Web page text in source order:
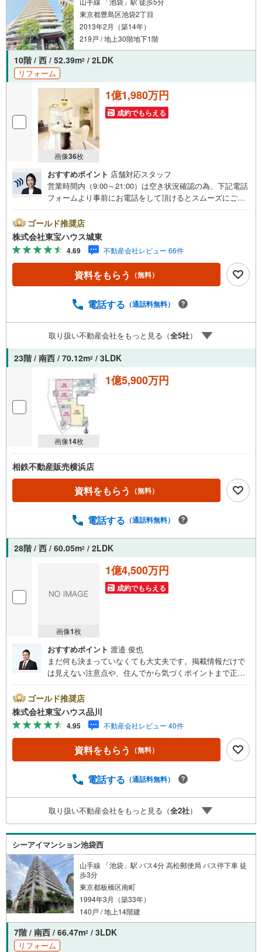
東京都豊島区池袋2丁目
2013年2月（築14年）
219戸 / 地上30階地下1階
10階 / 西 / 52.39m2 / 2LDK
リフォーム
画像36枚
1億1,980万円
成約でもらえる
おすすめポイント 店舗対応スタッフ
営業時間内（9:00～21:00）は空き状況確認の為、下記電話
フォームより事前にお電話をして頂けるとスムーズにご案
カレンダーの作成▽ご購入後もお客様の人生のパートナー
として暮らしの「安心」を守り続けます。【Yahoo！ 不動
産キャンペーン対象店舗】当店で物件を成約するとPayPay
ボーナスライトがもらえる「Yahoo！ 不動産 物件ご成約キ
ャンペーン」の対象になります。「資料をもらう」「見学
予約をする」ボタンからお問い合わせください。※必ずYah
スライトは出金と譲渡はできません。ご案内・詳細な資料
（諸費用もOK）お気軽にお問い合わせください。
ゴールド推奨店
株式会社東宝ハウス城東
4.69 不動産会社レビュー 66件
資料をもらう （無料）
電話する （通話料無料）
取り扱い不動産会社をもっと見る（全5社）
23階 / 南西 / 70.12m2 / 3LDK
画像14枚
1億5,900万円
相鉄不動産販売横浜店
資料をもらう （無料）
電話する （通話料無料）
28階 / 西 / 60.05m2 / 2LDK
画像1枚
1億4,500万円
成約でもらえる
おすすめポイント 渡邉 俊也
まだ何も決まっていなくても大丈夫です。掲載情報だけで
は見えない注意点や、住んでから気づくポイントまで正直
とも包み隠さずお伝えし、「納得して選ぶ」ためのサポー
トを大切にしています。現地でしか分からないリアルな情
報も含めて、一緒に後悔しない住まい探しを進めていきま
しょう。まずはお気軽にご相談ください。【Yahoo！ 不動
産キャンペーン対象店舗】当店で物件を成約するとPayPay
ボーナスライトがもらえる「Yahoo！ 不動産 物件ご成約キ
予約をする」ボタンからお問い合わせください。※必ずYah
のご請求はお気軽にどうぞ♪お電話でのお問い合わせも常
時受け付けております！お気軽にお問い合わせください。
ゴールド推奨店
株式会社東宝ハウス品川
4.95 不動産会社レビュー 40件
資料をもらう （無料）
電話する （通話料無料）
取り扱い不動産会社をもっと見る（全2社）
シーアイマンション池袋西
山手線 「池袋」駅 バス4分 高松郵便局 バス停下車 徒
歩3分
東京都板橋区南町
1994年3月（築33年）
140戸 / 地上14階建
7階 / 南西 / 66.47m2 / 3LDK
リフォーム